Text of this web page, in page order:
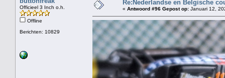
Officieel 3 Inch o.h.
Offline
Berichten: 10829
Re:Nederlandse en Belgische
« Antwoord #96 Gepost op: Januari 12,